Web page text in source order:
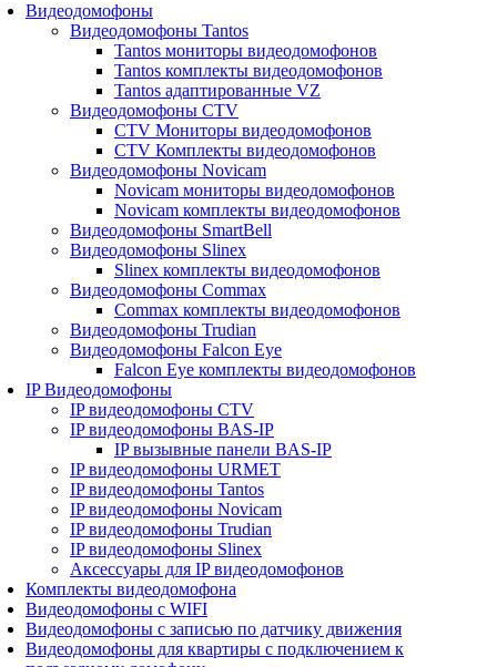
Видеодомофоны
Видеодомофоны Tantos
Tantos мониторы видеодомофонов
Tantos комплекты видеодомофонов
Tantos адаптированные VZ
Видеодомофоны CTV
CTV Мониторы видеодомофонов
CTV Комплекты видеодомофонов
Видеодомофоны Novicam
Novicam мониторы видеодомофонов
Novicam комплекты видеодомофонов
Видеодомофоны SmartBell
Видеодомофоны Slinex
Slinex комплекты видеодомофонов
Видеодомофоны Commax
Commax комплекты видеодомофонов
Видеодомофоны Trudian
Видеодомофоны Falcon Eye
Falcon Eye комплекты видеодомофонов
IP Видеодомофоны
IP видеодомофоны CTV
IP видеодомофоны BAS-IP
IP вызывные панели BAS-IP
IP видеодомофоны URMET
IP видеодомофоны Tantos
IP видеодомофоны Novicam
IP видеодомофоны Trudian
IP видеодомофоны Slinex
Аксессуары для IP видеодомофонов
Комплекты видеодомофона
Видеодомофоны с WIFI
Видеодомофоны с записью по датчику движения
Видеодомофоны для квартиры с подключением к